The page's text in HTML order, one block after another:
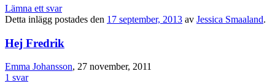
Lämna ett svar
Detta inlägg postades den 17 september, 2013 av Jessica Smaaland.
Hej Fredrik
Emma Johansson, 27 november, 2011
1 svar